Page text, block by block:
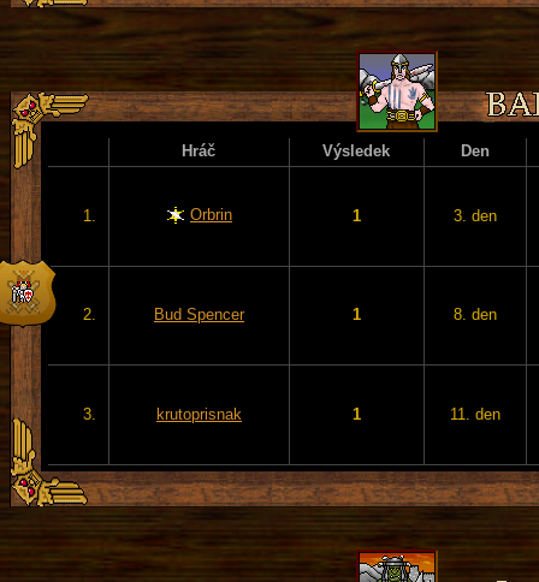
Hráč Výsledek Den
1. Orbrin 1 3. den
2. Bud Spencer 1 8. den
3. krutoprisnak 1 11. den